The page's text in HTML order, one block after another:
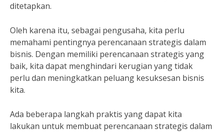
ditetapkan.
Oleh karena itu, sebagai pengusaha, kita perlu
memahami pentingnya perencanaan strategis dalam
bisnis. Dengan memiliki perencanaan strategis yang
baik, kita dapat menghindari kerugian yang tidak
perlu dan meningkatkan peluang kesuksesan bisnis
kita.
Ada beberapa langkah praktis yang dapat kita
lakukan untuk membuat perencanaan strategis dalam